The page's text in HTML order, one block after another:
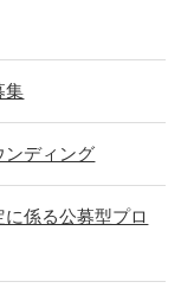
集
ンディング
係る公募型プロ